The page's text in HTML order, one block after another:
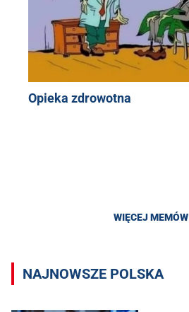
Opieka zdrowotna
WIĘCEJ MEMÓW
NAJNOWSZE POLSKA